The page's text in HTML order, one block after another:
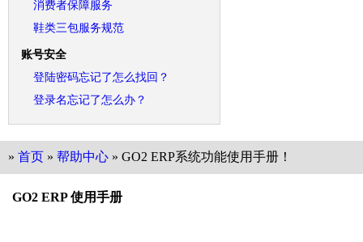
消费者保障服务
鞋类三包服务规范
账号安全
登陆密码忘记了怎么找回？
登录名忘记了怎么办？
» 首页 » 帮助中心 » GO2 ERP系统功能使用手册！
GO2 ERP 使用手册